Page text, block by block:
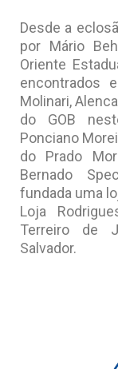
Desde a
por Mário
Oriente
encontrados
Molinari,
do GOB
Ponciano
do Prado
Bernado
fundada uma
Loja
Terreiro de
Salvador.